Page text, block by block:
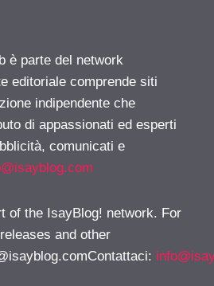
è parte del network
editoriale comprende siti
indipendente che
di appassionati ed esperti
comunicati e
of the IsayBlog! network. For
and other
: